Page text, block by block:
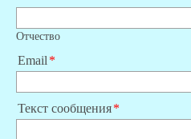
Отчество
Email
Текст сообщения